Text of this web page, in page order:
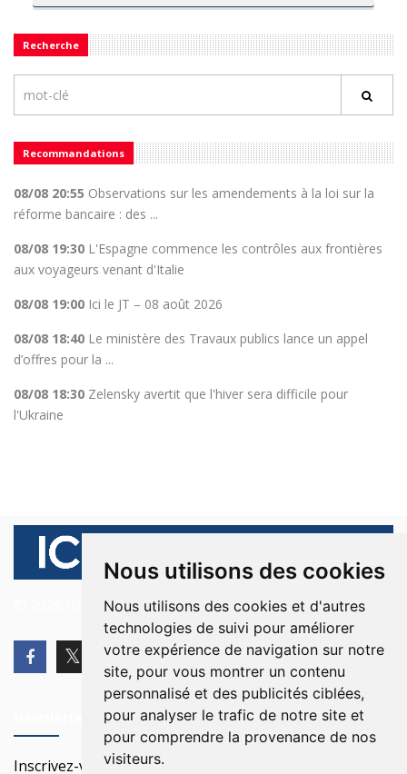
Nous utilisons des cookies
Nous utilisons des cookies et d'autres
technologies de suivi pour améliorer
votre expérience de navigation sur notre
site, pour vous montrer un contenu
personnalisé et des publicités ciblées,
pour analyser le trafic de notre site et
pour comprendre la provenance de nos
visiteurs.
Recherche
Recommandations
08/08 20:55 Observations sur les amendements à la loi sur la
réforme bancaire : des ...
08/08 19:30 L'Espagne commence les contrôles aux frontières
aux voyageurs venant d'Italie
08/08 19:00 Ici le JT – 08 août 2026
08/08 18:40 Le ministère des Travaux publics lance un appel
d’offres pour la ...
08/08 18:30 Zelensky avertit que l'hiver sera difficile pour
l'Ukraine
© 2026 Ici Beyrouth. Tous les droits sont réservés.
Inscrivez-vous à notre Newsletter